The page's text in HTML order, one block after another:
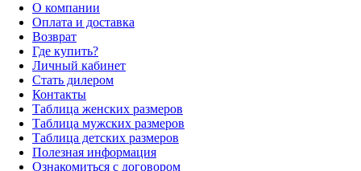
О компании
Оплата и доставка
Возврат
Где купить?
Личный кабинет
Стать дилером
Контакты
Таблица женских размеров
Таблица мужских размеров
Таблица детских размеров
Полезная информация
Ознакомиться с договором